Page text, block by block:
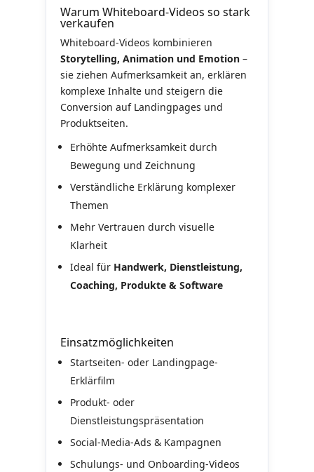
Warum Whiteboard-Videos so stark
verkaufen
Whiteboard-Videos kombinieren
Storytelling, Animation und Emotion–
sie ziehen Aufmerksamkeit an, erklären
komplexe Inhalte und steigern die
Conversion auf Landingpages und
Produktseiten.
Erhöhte Aufmerksamkeit durch
Bewegung und Zeichnung
Verständliche Erklärung komplexer
Themen
Mehr Vertrauen durch visuelle
Klarheit
Ideal für Handwerk, Dienstleistung,
Coaching, Produkte & Software
Einsatzmöglichkeiten
Startseiten- oder Landingpage-
Erklärfilm
Produkt- oder
Dienstleistungspräsentation
Social-Media-Ads & Kampagnen
Schulungs- und Onboarding-Videos